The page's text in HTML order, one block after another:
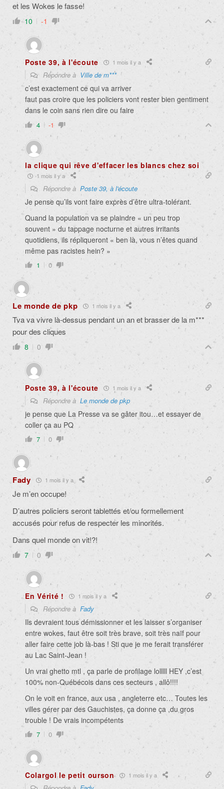
et les Wokes le fasse!
10 -1
Poste 39, à l'écoute 1 mois il y a
Répondre à Ville de m***
c’est exactement ce qui va arriver
faut pas croire que les policiers vont rester bien gentiment
dans le coin sans rien dire ou faire
4 -1
la clique qui rêve d'effacer les blancs chez soi
1 mois il y a
Répondre à Poste 39, à l'écoute
Je pense qu’ils vont faire exprès d’être ultra-tolérant.
Quand la population va se plaindre « un peu trop
souvent » du tappage nocturne et autres irritants
quotidiens, ils répliqueront « ben là, vous n’êtes quand
même pas racistes hein? »
1 0
Le monde de pkp 1 mois il y a
Tva va vivre là-dessus pendant un an et brasser de la m***
pour des cliques
8 0
Poste 39, à l'écoute 1 mois il y a
Répondre à Le monde de pkp
je pense que La Presse va se gâter itou…et essayer de
coller ça au PQ
7 0
Fady 1 mois il y a
Je m’en occupe!
D’autres policiers seront tablettés et/ou formellement
accusés pour refus de respecter les minorités.
Dans quel monde on vit!?!
7 0
En Vérité ! 1 mois il y a
Répondre à Fady
Ils devraient tous démissionner et les laisser s’organiser
entre wokes, faut être soit très brave, soit très naïf pour
aller faire cette job là-bas ! Sti que je me ferait transférer
au Lac Saint-Jean !
Un vrai ghetto mtl , ça parle de profilage lolllll HEY ,c’est
100% non-Québécois dans ces secteurs , allô!!!!
On le voit en france, aux usa , angleterre etc… Toutes les
villes gérer par des Gauchistes, ça donne ça ,du gros
trouble ! De vrais incompétents
7 0
Colargol le petit ourson 1 mois il y a